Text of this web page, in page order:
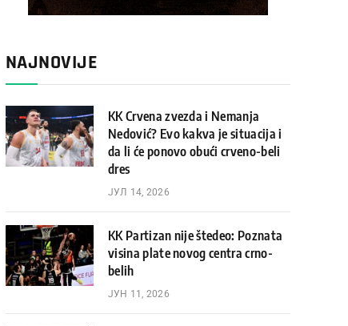
NAJNOVIJE
KK Crvena zvezda i Nemanja
Nedović? Evo kakva je situacija i
da li će ponovo obući crveno-beli
dres
ЈУЛ 14, 2026
KK Partizan nije štedeo: Poznata
visina plate novog centra crno-
belih
ЈУН 11, 2026